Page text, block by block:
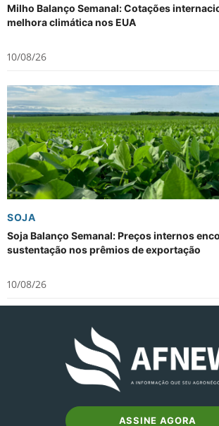
Milho Balanço Semanal: Cotações
melhora climática nos EUA
10/08/26
SOJA
Soja Balanço Semanal: Preços internos
sustentação nos prêmios de exportação
10/08/26
ASSINE AGORA